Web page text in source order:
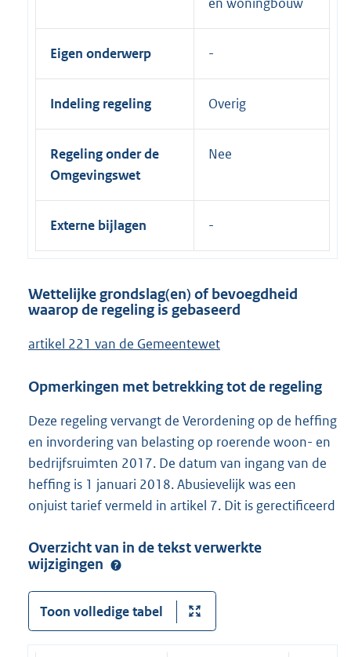
Eigen onderwerp
Indeling regeling Overig
Regeling onder de
Omgevingswet
Nee
Externe bijlagen
Wettelijke grondslag(en) of bevoegdheid
waarop de regeling is gebaseerd
artikel 221 van de Gemeentewet
Opmerkingen met betrekking tot de regeling
Deze regeling vervangt de Verordening op de heffing
en invordering van belasting op roerende woon- en
bedrijfsruimten 2017. De datum van ingang van de
heffing is 1 januari 2018. Abusievelijk was een
onjuist tarief vermeld in artikel 7. Dit is gerectificeerd
Overzicht van in de tekst verwerkte
wijzigingen
Toon volledige tabel